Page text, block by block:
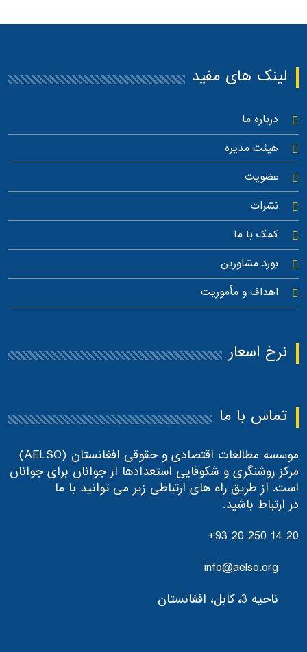
لینک های مفید
درباره ما
هیئت مدیره
عضویت
نشرات
کمک با ما
بورد مشاورین
اهداف و مأموریت
نرخ اسعار
تماس با ما
موسسه مطالعات اقتصادی و حقوقی افغانستان (AELSO)
مرکز روشنگری و شکوفایی استعدادها از جوانان برای جوانان
است. از طریق راه های ارتباطی زیر می توانید با ما
در ارتباط باشید.
+93 20 250 14 20
info@aelso.org
ناحیه 3، کابل، افغانستان